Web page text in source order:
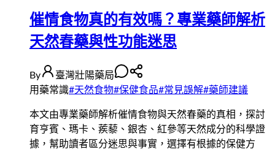
催情食物真的有效嗎？專業藥師解析
天然春藥與性功能迷思
By
臺灣壯陽藥局
用藥常識#天然食物#保健食品#常見誤解#藥師建議
本文由專業藥師解析催情食物與天然春藥的真相，探討
育亨賓、瑪卡、蒺藜、銀杏、紅參等天然成分的科學證
據，幫助讀者區分迷思與事實，選擇有根據的保健方